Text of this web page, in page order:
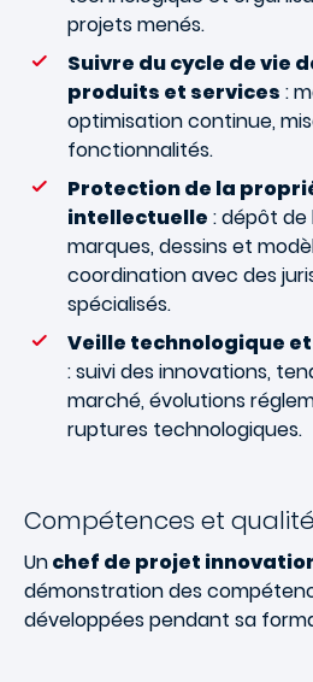
projets menés.
Suivre du cycle de vie
produits et services :
optimisation continue,
fonctionnalités.
Protection de la
intellectuelle : dépôt
marques, dessins et
coordination avec des
spécialisés.
Veille technologique
: suivi des innovations,
marché, évolutions
ruptures technologiques.
Compétences et
Unchef de projet
démonstration des
développées pendant sa